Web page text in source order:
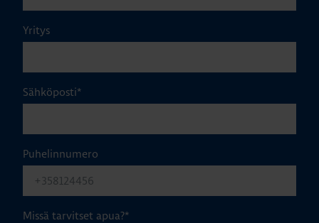
Yritys
Sähköposti*
Puhelinnumero
Missä tarvitset apua?*